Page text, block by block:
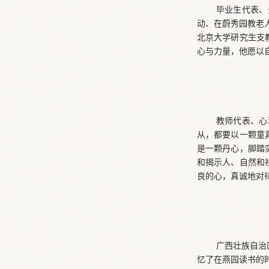
毕业生代表
动、在蔚秀园教老
北京大学研究生支
心与力量，他愿以
教师代表、
从，都要以一颗
是一颗丹心，脚踏
和揭示人、自然和
良的心，真诚地对
广西壮族自
忆了在燕园读书的